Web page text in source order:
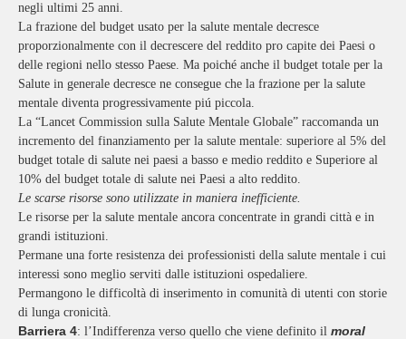
negli ultimi 25 anni.
La frazione del budget usato per la salute mentale decresce
proporzionalmente con il decrescere del reddito pro capite dei Paesi o
delle regioni nello stesso Paese. Ma poiché anche il budget totale per la
Salute in generale decresce ne consegue che la frazione per la salute
mentale diventa progressivamente piú piccola.
La “Lancet Commission sulla Salute Mentale Globale” raccomanda un
incremento del finanziamento per la salute mentale: superiore al 5% del
budget totale di salute nei paesi a basso e medio reddito e Superiore al
10% del budget totale di salute nei Paesi a alto reddito.
Le scarse risorse sono utilizzate in maniera inefficiente.
Le risorse per la salute mentale ancora concentrate in grandi città e in
grandi istituzioni.
Permane una forte resistenza dei professionisti della salute mentale i cui
interessi sono meglio serviti dalle istituzioni ospedaliere.
Permangono le difficoltà di inserimento in comunità di utenti con storie
di lunga cronicità.
Barriera 4: l’Indifferenza verso quello che viene definito il moral